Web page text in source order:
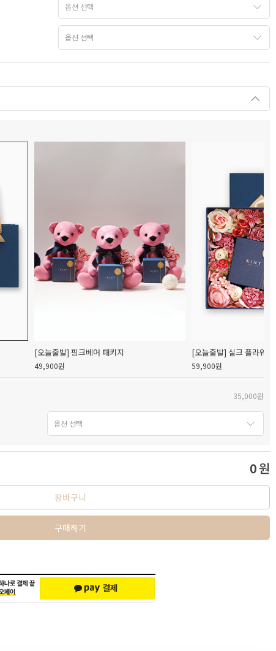
[오늘출발] 핑크베어 패키지
49,900원
[오늘출발] 실크 플라워
59,900원
35,000원
0원
장바구니
구매하기